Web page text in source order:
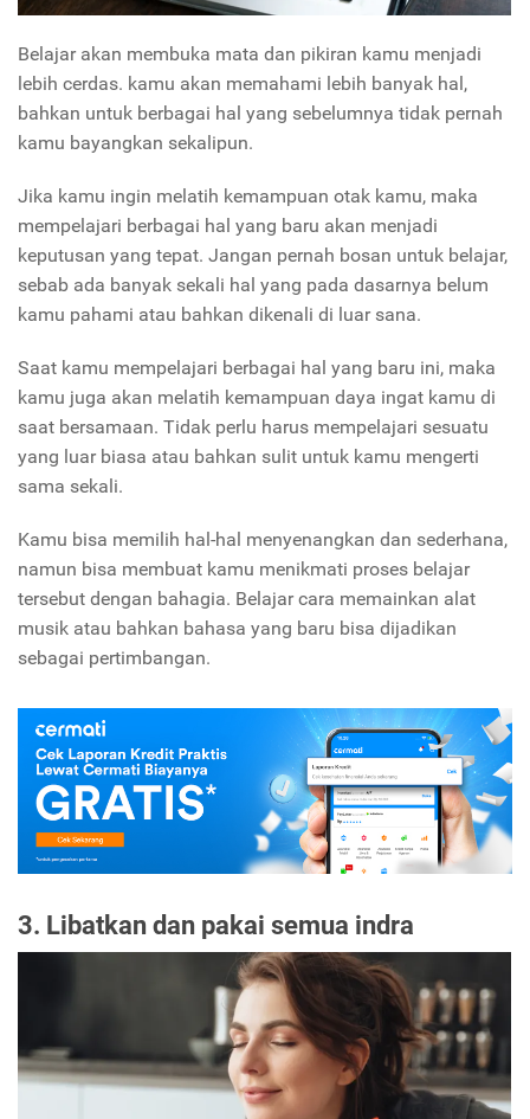
Belajar akan membuka mata dan pikiran kamu menjadi
lebih cerdas. kamu akan memahami lebih banyak hal,
bahkan untuk berbagai hal yang sebelumnya tidak pernah
kamu bayangkan sekalipun.
Jika kamu ingin melatih kemampuan otak kamu, maka
mempelajari berbagai hal yang baru akan menjadi
keputusan yang tepat. Jangan pernah bosan untuk belajar,
sebab ada banyak sekali hal yang pada dasarnya belum
kamu pahami atau bahkan dikenali di luar sana.
Saat kamu mempelajari berbagai hal yang baru ini, maka
kamu juga akan melatih kemampuan daya ingat kamu di
saat bersamaan. Tidak perlu harus mempelajari sesuatu
yang luar biasa atau bahkan sulit untuk kamu mengerti
sama sekali.
Kamu bisa memilih hal-hal menyenangkan dan sederhana,
namun bisa membuat kamu menikmati proses belajar
tersebut dengan bahagia. Belajar cara memainkan alat
musik atau bahkan bahasa yang baru bisa dijadikan
sebagai pertimbangan.
3. Libatkan dan pakai semua indra